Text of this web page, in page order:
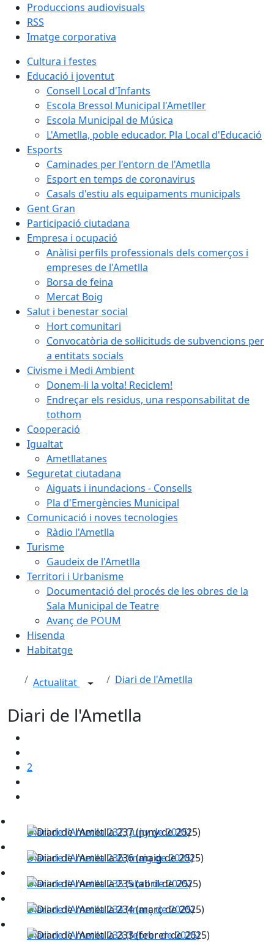
Produccions audiovisuals
RSS
Imatge corporativa
Cultura i festes
Educació i joventut
Consell Local d'Infants
Escola Bressol Municipal l'Ametller
Escola Municipal de Música
L'Ametlla, poble educador. Pla Local d'Educació
Esports
Caminades per l'entorn de l'Ametlla
Esport en temps de coronavirus
Casals d'estiu als equipaments municipals
Gent Gran
Participació ciutadana
Empresa i ocupació
Anàlisi perfils professionals dels comerços i
empreses de l'Ametlla
Borsa de feina
Mercat Boig
Salut i benestar social
Hort comunitari
Convocatòria de sol·licituds de subvencions per
a entitats socials
Civisme i Medi Ambient
Donem-li la volta! Reciclem!
Endreçar els residus, una responsabilitat de
tothom
Cooperació
Igualtat
Ametllatanes
Seguretat ciutadana
Aiguats i inundacions - Consells
Pla d'Emergències Municipal
Comunicació i noves tecnologies
Ràdio l'Ametlla
Turisme
Gaudeix de l'Ametlla
Territori i Urbanisme
Documentació del procés de les obres de la
Sala Municipal de Teatre
Avanç de POUM
Hisenda
Habitatge
Actualitat Diari de l'Ametlla
Diari de l'Ametlla
2
Diari de l'Ametlla 237 (juny de 2025)
Diari de l'Ametlla 236 (maig de 2025)
Diari de l'Ametlla 235 (abril de 2025)
Diari de l'Ametlla 234 (març de 2025)
Diari de l'Ametlla 233 (febrer de 2025)